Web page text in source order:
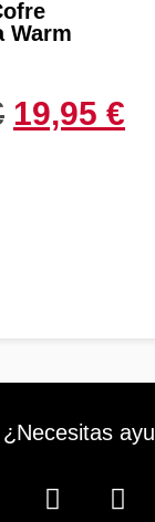
Warm
19,95 €
¿Necesitas